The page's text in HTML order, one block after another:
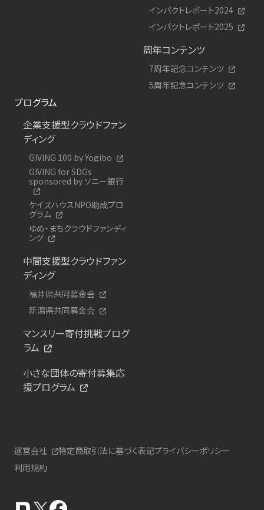
インパクトレポート2024
インパクトレポート2025
周年コンテンツ
7周年記念コンテンツ
5周年記念コンテンツ
プログラム
企業支援型クラウドファン
ディング
GIVING 100 by Yogibo
GIVING for SDGs
sponsored by ソニー銀行
ケイズハウスNPO助成プロ
グラム
ゆめ・まちクラウドファンディ
ング
中間支援型クラウドファン
ディング
福井県共同募金会
新潟県共同募金会
マンスリー寄付挑戦プログ
ラム
小さな団体の寄付募集応
援プログラム
運営会社 特定商取引法に基づく表記プライバシーポリシー
利用規約